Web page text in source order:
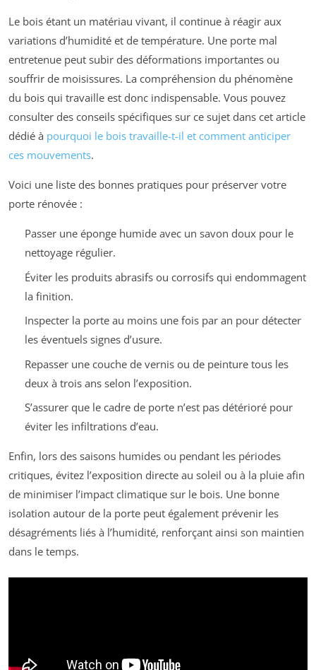
Le bois étant un matériau vivant, il continue à réagir aux
variations d’humidité et de température. Une porte mal
entretenue peut subir des déformations importantes ou
souffrir de moisissures. La compréhension du phénomène
du bois qui travaille est donc indispensable. Vous pouvez
consulter des conseils spécifiques sur ce sujet dans cet article
dédié à pourquoi le bois travaille-t-il et comment anticiper
ces mouvements.
Voici une liste des bonnes pratiques pour préserver votre
porte rénovée :
Passer une éponge humide avec un savon doux pour le
nettoyage régulier.
Éviter les produits abrasifs ou corrosifs qui endommagent
la finition.
Inspecter la porte au moins une fois par an pour détecter
les éventuels signes d’usure.
Repasser une couche de vernis ou de peinture tous les
deux à trois ans selon l’exposition.
S’assurer que le cadre de porte n’est pas détérioré pour
éviter les infiltrations d’eau.
Enfin, lors des saisons humides ou pendant les périodes
critiques, évitez l’exposition directe au soleil ou à la pluie afin
de minimiser l’impact climatique sur le bois. Une bonne
isolation autour de la porte peut également prévenir les
désagréments liés à l’humidité, renforçant ainsi son maintien
dans le temps.